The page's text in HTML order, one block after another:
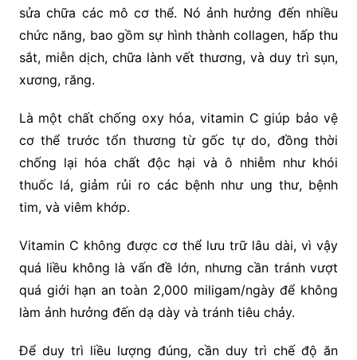
sửa chữa các mô cơ thể. Nó ảnh hưởng đến nhiều
chức năng, bao gồm sự hình thành collagen, hấp thu
sắt, miễn dịch, chữa lành vết thương, và duy trì sụn,
xương, răng.
Là một chất chống oxy hóa, vitamin C giúp bảo vệ
cơ thể trước tổn thương từ gốc tự do, đồng thời
chống lại hóa chất độc hại và ô nhiễm như khói
thuốc lá, giảm rủi ro các bệnh như ung thư, bệnh
tim, và viêm khớp.
Vitamin C không được cơ thể lưu trữ lâu dài, vì vậy
quá liều không là vấn đề lớn, nhưng cần tránh vượt
quá giới hạn an toàn 2,000 miligam/ngày để không
làm ảnh hưởng đến dạ dày và tránh tiêu chảy.
Để duy trì liều lượng đúng, cần duy trì chế độ ăn